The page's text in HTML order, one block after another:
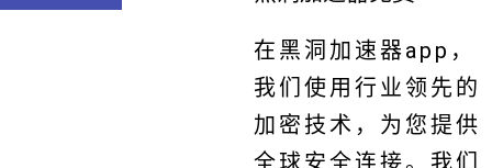
在黑洞加速器app，
我们使用行业领先的
加密技术，为您提供
全球安全连接。我们